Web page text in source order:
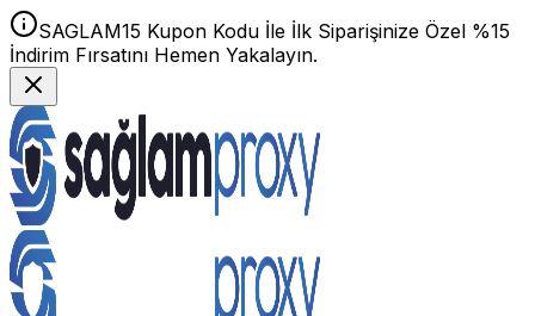
SAGLAM15 Kupon Kodu İle İlk Siparişinize Özel %15
İndirim Fırsatını Hemen Yakalayın.